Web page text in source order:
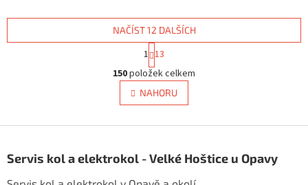
O
v
l
á
í
NAČÍST 12 DALŠÍCH
S
t
r
á
n
k
v
n
í
1 13
150položek celkem
NAHORU
pServis kol a elektrokol - Velké Hoštice u Opavy